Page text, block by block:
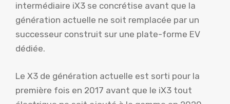
intermédiaire iX3 se concrétise avant que la
génération actuelle ne soit remplacée par un
successeur construit sur une plate-forme EV
dédiée.
Le X3 de génération actuelle est sorti pour la
première fois en 2017 avant que le iX3 tout